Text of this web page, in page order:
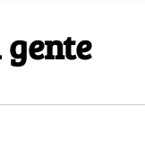
gente